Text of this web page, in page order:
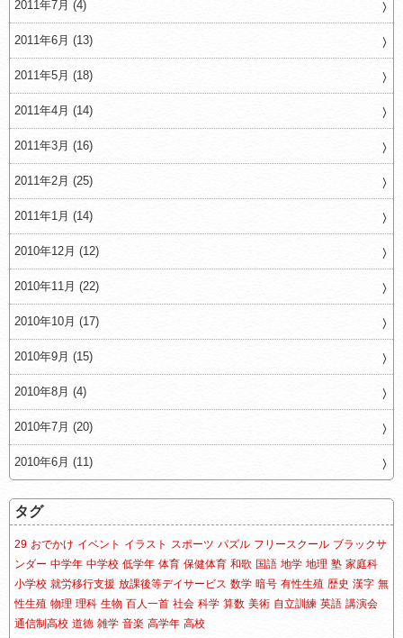
2011年7月 (4)
2011年6月 (13)
2011年5月 (18)
2011年4月 (14)
2011年3月 (16)
2011年2月 (25)
2011年1月 (14)
2010年12月 (12)
2010年11月 (22)
2010年10月 (17)
2010年9月 (15)
2010年8月 (4)
2010年7月 (20)
2010年6月 (11)
タグ
29 おでかけ イベント イラスト スポーツ パズル フリースクール ブラックサ
ンダー 中学年 中学校 低学年 体育 保健体育 和歌 国語 地学 地理 塾 家庭科
小学校 就労移行支援 放課後等デイサービス 数学 暗号 有性生殖 歴史 漢字 無
性生殖 物理 理科 生物 百人一首 社会 科学 算数 美術 自立訓練 英語 講演会
通信制高校 道徳 雑学 音楽 高学年 高校